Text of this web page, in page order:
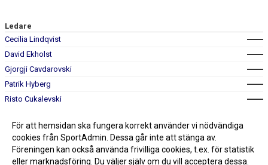
Ledare
Cecilia Lindqvist
David Ekholst
Gjorgji Cavdarovski
Patrik Hyberg
Risto Cukalevski
För att hemsidan ska fungera korrekt använder vi nödvändiga
cookies från SportAdmin. Dessa går inte att stänga av.
Föreningen kan också använda frivilliga cookies, t.ex. för statistik
eller marknadsföring. Du väljer själv om du vill acceptera dessa.